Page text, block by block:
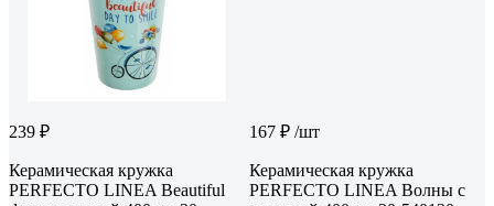
239 ₽
Керамическая кружка
PERFECTO LINEA Beautiful
167 ₽ /шт
Керамическая кружка
PERFECTO LINEA Волны с